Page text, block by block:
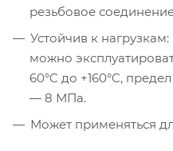
резьбовое
Устойчив к
можно
60°C до +160°C,
— 8 МПа.
Может применяться